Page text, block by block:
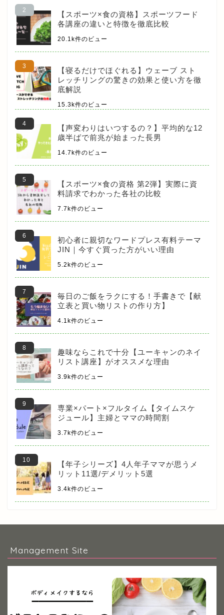
【スポーツ×食の資格】スポーツフード
各講座の違いと特徴を徹底比較
20.1k件のビュー
【寝るだけでほぐれる】ウェーブ スト
レッチリングの驚きの効果と使い方を徹
底解説
15.3k件のビュー
【声変わりはいつするの？】平均的な12
歳半ばで前兆が始まった長男
14.7k件のビュー
【スポーツ×食の資格 第2弾】実際に資
料請求でわかった各社の比較
7.7k件のビュー
初心者に親切なワードプレス有料テーマ
JIN｜今すぐ買った方がいい理由
5.2k件のビュー
毎日のご飯をラクにする！手書きで【献
立表と買い物リストの作り方】
4.1k件のビュー
趣味ならこれで十分【ユーキャンのネイ
リスト講座】がオススメな理由
3.9k件のビュー
専業×パート×フルタイム【タイムスケ
ジュール】主婦とママの時間割
3.7k件のビュー
【年子シリーズ】4人年子ママが思うメ
リット11選/デメリット5選
3.4k件のビュー
Management Site